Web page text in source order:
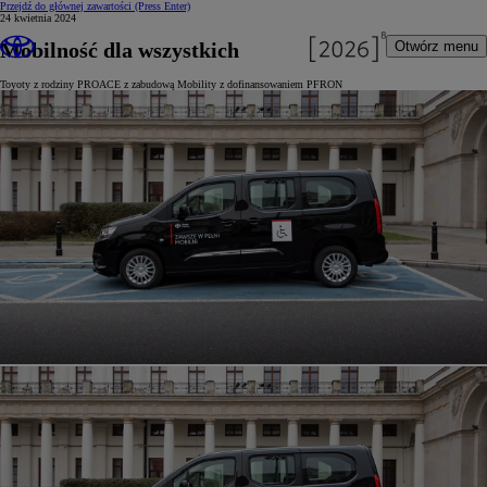
Przejdź do głównej zawartości (Press Enter)
Otwórz menu
24 kwietnia 2024
Mobilność dla wszystkich
Toyoty z rodziny PROACE z zabudową Mobility z dofinansowaniem PFRON